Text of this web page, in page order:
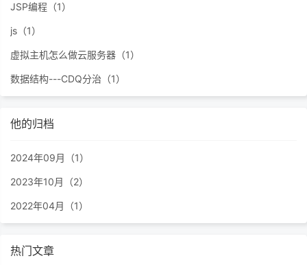
JSP编程（1）
js（1）
虚拟主机怎么做云服务器（1）
数据结构---CDQ分治（1）
他的归档
2024年09月（1）
2023年10月（2）
2022年04月（1）
热门文章